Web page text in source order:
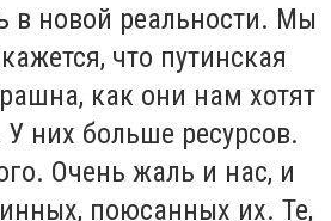
в новой реальности. Мы
что путинская
как они нам хотят
У них больше ресурсов.
Очень жаль и нас, и
поюсанных их. Те,